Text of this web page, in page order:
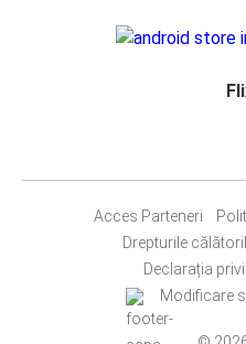
Acces Parteneri
Drepturile
Declarația
Modificare